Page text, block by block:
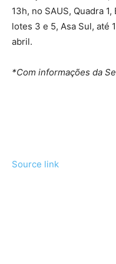
13h, no SAUS, Quadra 1,
lotes 3 e 5, Asa Sul, até
abril.
*Com informações da
Source link